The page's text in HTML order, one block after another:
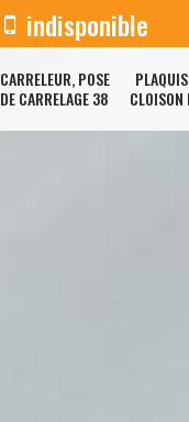
indisponible
CARRELEUR, POSE
DE CARRELAGE 38